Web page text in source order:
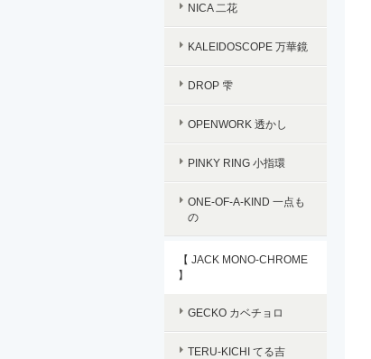
NICA 二花
KALEIDOSCOPE 万華鏡
DROP 雫
OPENWORK 透かし
PINKY RING 小指環
ONE-OF-A-KIND 一点も
の
【 JACK MONO-CHROME
】
GECKO カベチョロ
TERU-KICHI てる吉